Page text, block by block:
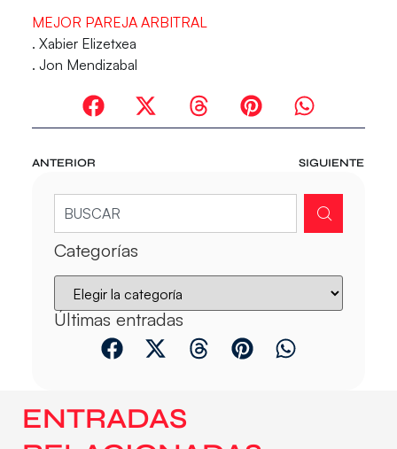
MEJOR PAREJA ARBITRAL
. Xabier Elizetxea
. Jon Mendizabal
ANTERIOR SIGUIENTE
Categorías
Últimas entradas
ENTRADAS